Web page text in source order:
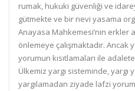
rumak, hukuki güvenliği ve
gütmekte ve bir nevi yasama
Anayasa Mahkemesi’nin erkler
önlemeye çalışmaktadır.
yorumun kısıtlamaları ile
Ülkemiz yargı sisteminde,
yargılamadan ziyade lafzi